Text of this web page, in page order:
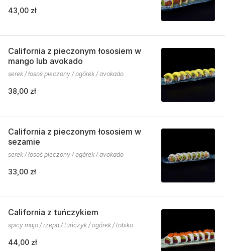
43,00 zł
California z pieczonym łososiem w
mango lub avokado
serek / łosoś pieczony / ogórek / avokado
38,00 zł
California z pieczonym łososiem w
sezamie
serek / łosoś pieczony / ogórek / avokado
33,00 zł
California z tuńczykiem
spicy majo / rzepa / tuńczyk / ogórek / tobiko
44,00 zł